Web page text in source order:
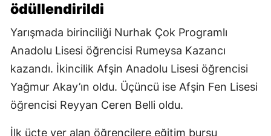
ödüllendirildi
Yarışmada birinciliği Nurhak Çok Programlı
Anadolu Lisesi öğrencisi Rumeysa Kazancı
kazandı. İkincilik Afşin Anadolu Lisesi öğrencisi
Yağmur Akay’ın oldu. Üçüncü ise Afşin Fen Lisesi
öğrencisi Reyyan Ceren Belli oldu.
İlk üçte yer alan öğrencilere eğitim bursu